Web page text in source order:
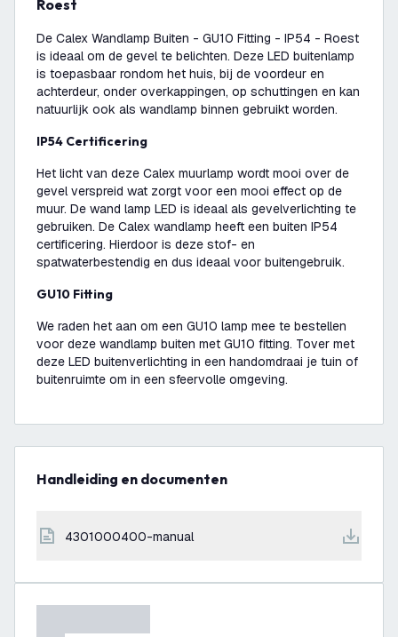
Roest
De Calex Wandlamp Buiten - GU10 Fitting - IP54 - Roest
is ideaal om de gevel te belichten. Deze LED buitenlamp
is toepasbaar rondom het huis, bij de voordeur en
achterdeur, onder overkappingen, op schuttingen en kan
natuurlijk ook als wandlamp binnen gebruikt worden.
IP54 Certificering
Het licht van deze Calex muurlamp wordt mooi over de
gevel verspreid wat zorgt voor een mooi effect op de
muur. De wand lamp LED is ideaal als gevelverlichting te
gebruiken. De Calex wandlamp heeft een buiten IP54
certificering. Hierdoor is deze stof- en
spatwaterbestendig en dus ideaal voor buitengebruik.
GU10 Fitting
We raden het aan om een GU10 lamp mee te bestellen
voor deze wandlamp buiten met GU10 fitting. Tover met
deze LED buitenverlichting in een handomdraai je tuin of
buitenruimte om in een sfeervolle omgeving.
Handleiding en documenten
4301000400-manual